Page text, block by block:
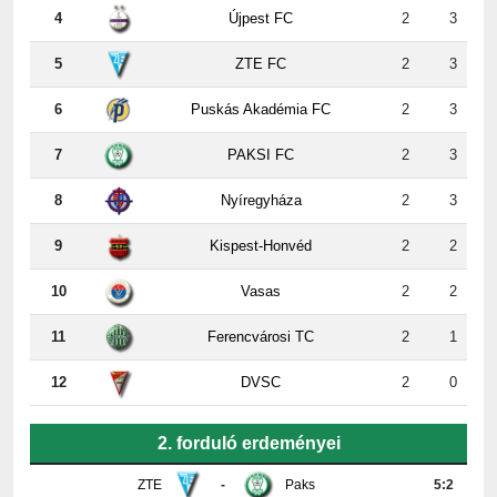
4 Újpest FC 2 3
5 ZTE FC 2 3
6 Puskás Akadémia FC 2 3
7 PAKSI FC 2 3
8 Nyíregyháza 2 3
9 Kispest-Honvéd 2 2
10 Vasas 2 2
11 Ferencvárosi TC 2 1
12 DVSC 2 0
2. forduló erdeményei
ZTE - Paks 5:2